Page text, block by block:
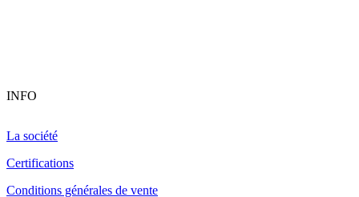
INFO
La société
Certifications
Conditions générales de vente